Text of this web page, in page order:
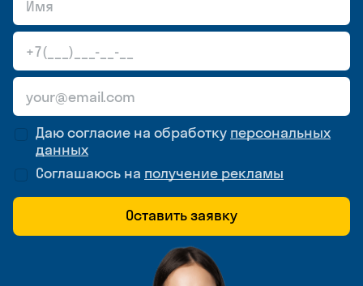
Даю согласие на обработку персональных
данных
Соглашаюсь на получение рекламы
Оставить заявку